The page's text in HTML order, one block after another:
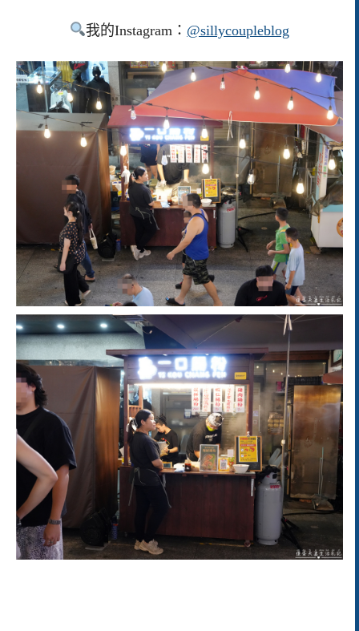
我的Instagram： @sillycoupleblog